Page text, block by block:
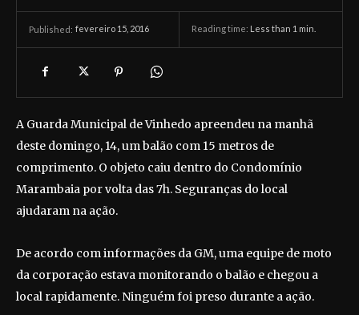
Published: fevereiro 15, 2016 Reading time: Less than 1 min.
A Guarda Municipal de Vinhedo apreendeu na manhã
deste domingo, 14, um balão com 15 metros de
comprimento. O objeto caiu dentro do Condomínio
Marambaia por volta das 7h. Seguranças do local
ajudaram na ação.
De acordo com informações da GM, uma equipe de moto
da corporação estava monitorando o balão e chegou a
local rapidamente. Ninguém foi preso durante a ação.